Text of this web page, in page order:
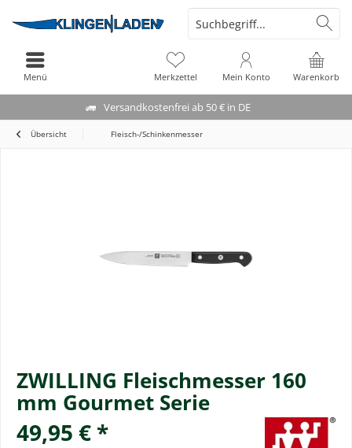
Versandkostenfrei ab 50 € in DE
Warenkorb
Merkzettel Mein Konto
Menü
Übersicht Fleisch-/Schinkenmesser
ZWILLING Fleischmesser 160
mm Gourmet Serie
49,95 € *